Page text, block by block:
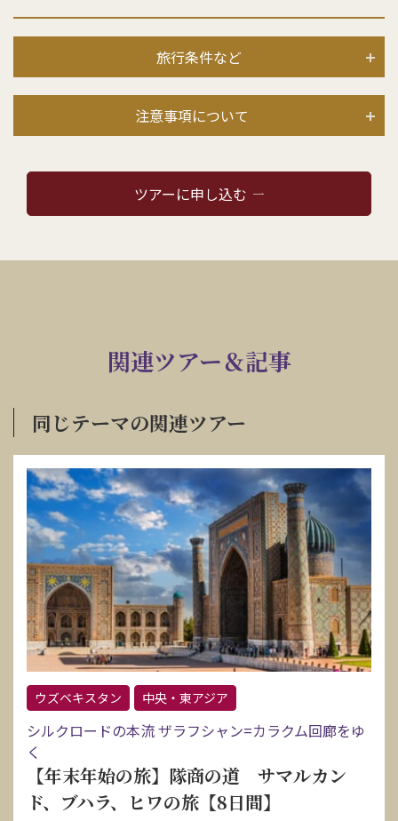
旅行条件など
注意事項について
ツアーに申し込む
関連ツアー＆記事
同じテーマの関連ツアー
ウズベキスタン 中央・東アジア
シルクロードの本流 ザラフシャン=カラクム回廊をゆ
く
【年末年始の旅】隊商の道 サマルカン
ド、ブハラ、ヒワの旅【8日間】